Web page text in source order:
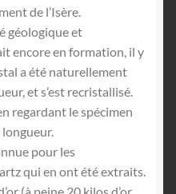
de l’Isère.
géologique et
encore en formation, il y
a été naturellement
et s’est recristallisé.
regardant le spécimen
longueur.
pour les
qui en ont été extraits.